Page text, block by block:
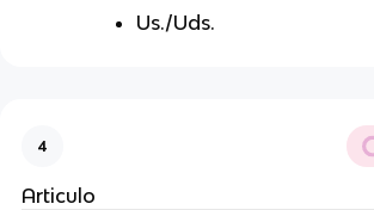
Us./Uds.
4
Articulo